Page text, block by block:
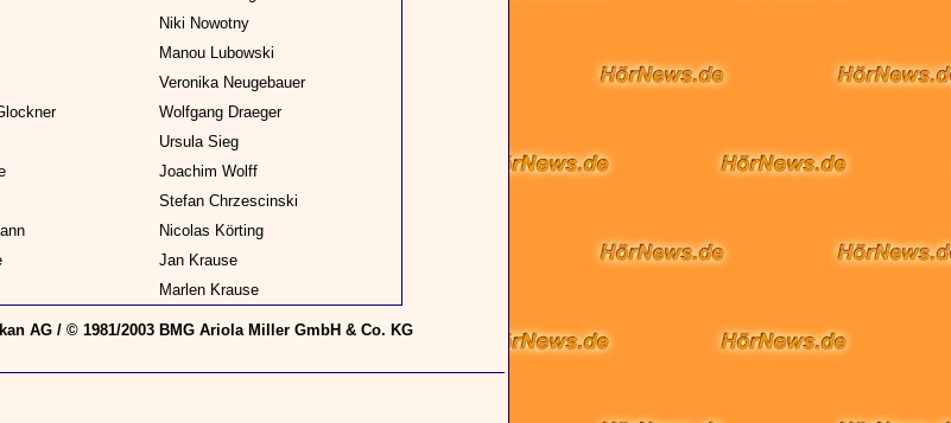
Niki Nowotny
Manou Lubowski
Veronika Neugebauer
Wolfgang Draeger
Ursula Sieg
Joachim Wolff
Stefan Chrzescinski
Nicolas Körting
Jan Krause
Marlen Krause
AG / © 1981/2003 BMG Ariola Miller GmbH & Co. KG